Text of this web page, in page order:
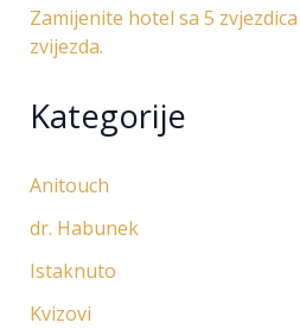
Zamijenite hotel sa 5
zvijezda.
Kategorije
Anitouch
dr. Habunek
Istaknuto
Kvizovi